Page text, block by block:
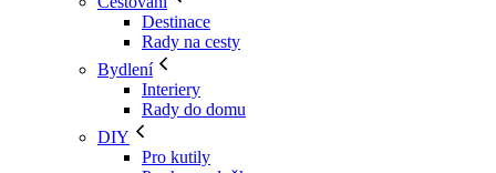
Destinace
Rady na cesty
Bydlení
Interiery
Rady do domu
DIY
Pro kutily